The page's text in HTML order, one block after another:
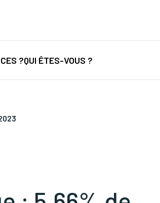
?QUI ÊTES-VOUS ?
législations/Formations/...